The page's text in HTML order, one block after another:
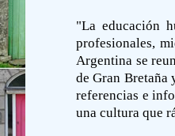
"La educación
profesionales,
Argentina se
de Gran Bretaña
referencias e
una cultura que